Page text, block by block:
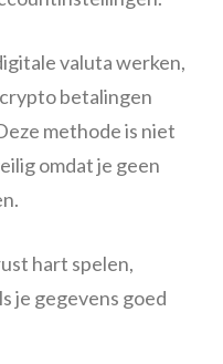
valuta werken,
betalingen
methode is niet
omdat je geen
hart spelen,
je gegevens goed